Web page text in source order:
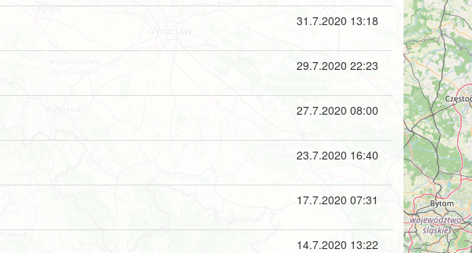
31.7.2020 13:18
29.7.2020 22:23
27.7.2020 08:00
23.7.2020 16:40
17.7.2020 07:31
14.7.2020 13:22